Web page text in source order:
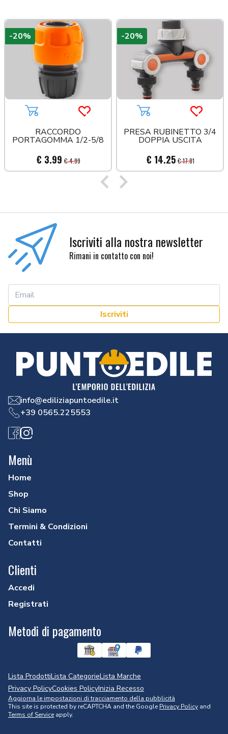
più tardi
Aggiungi al carrelloAcquista più tardi
RACCORDO
PORTAGOMMA 1/2-5/8
€ 3.99 € 4.99
-20%
Aggiungi al carrello
PRESA RUBINETTO 3/4
DOPPIA USCITA
€ 14.25 € 17.81
-20%
Iscriviti alla nostra newsletter
Rimani in contatto con noi!
Iscriviti
info@ediliziapuntoedile.it
+39 0565.225553
Facebook
Instagram
Menù
Home
Shop
Chi Siamo
Termini & Condizioni
Contatti
Clienti
Accedi
Registrati
Metodi di pagamento
Lista ProdottiLista CategorieLista Marche
Privacy PolicyCookies PolicyInizia Recesso
Aggiorna le impostazioni di tracciamento della pubblicità
This site is protected by reCAPTCHA and the Google Privacy Policy and
Terms of Service apply.